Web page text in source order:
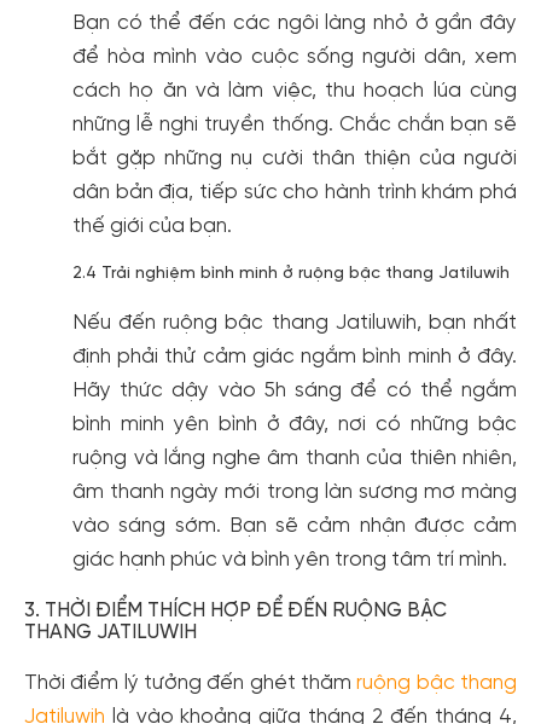
Bạn có thể đến các ngôi làng nhỏ ở gần đây
để hòa mình vào cuộc sống người dân, xem
cách họ ăn và làm việc, thu hoạch lúa cùng
những lễ nghi truyền thống. Chắc chắn bạn sẽ
bắt gặp những nụ cười thân thiện của người
dân bản địa, tiếp sức cho hành trình khám phá
thế giới của bạn.
2.4 Trải nghiệm bình minh ở ruộng bậc thang Jatiluwih
Nếu đến ruộng bậc thang Jatiluwih, bạn nhất
định phải thử cảm giác ngắm bình minh ở đây.
Hãy thức dậy vào 5h sáng để có thể ngắm
bình minh yên bình ở đây, nơi có những bậc
ruộng và lắng nghe âm thanh của thiên nhiên,
âm thanh ngày mới trong làn sương mơ màng
vào sáng sớm. Bạn sẽ cảm nhận được cảm
giác hạnh phúc và bình yên trong tâm trí mình.
3. THỜI ĐIỂM THÍCH HỢP ĐỂ ĐẾN RUỘNG BẬC
THANG JATILUWIH
Thời điểm lý tưởng đến ghét thămruộng bậc thang
Jatiluwih là vào khoảng giữa tháng 2 đến tháng 4,